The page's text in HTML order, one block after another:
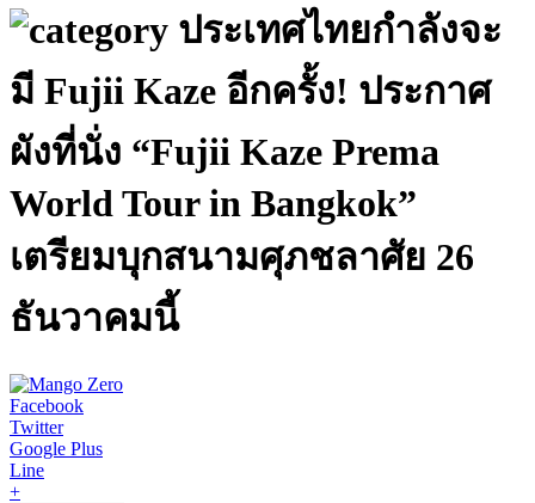
ประเทศไทยกำลังจะ
มี Fujii Kaze อีกครั้ง! ประกาศ
ผังที่นั่ง “Fujii Kaze Prema
World Tour in Bangkok”
เตรียมบุกสนามศุภชลาศัย 26
ธันวาคมนี้
Facebook
Twitter
Google Plus
Line
+